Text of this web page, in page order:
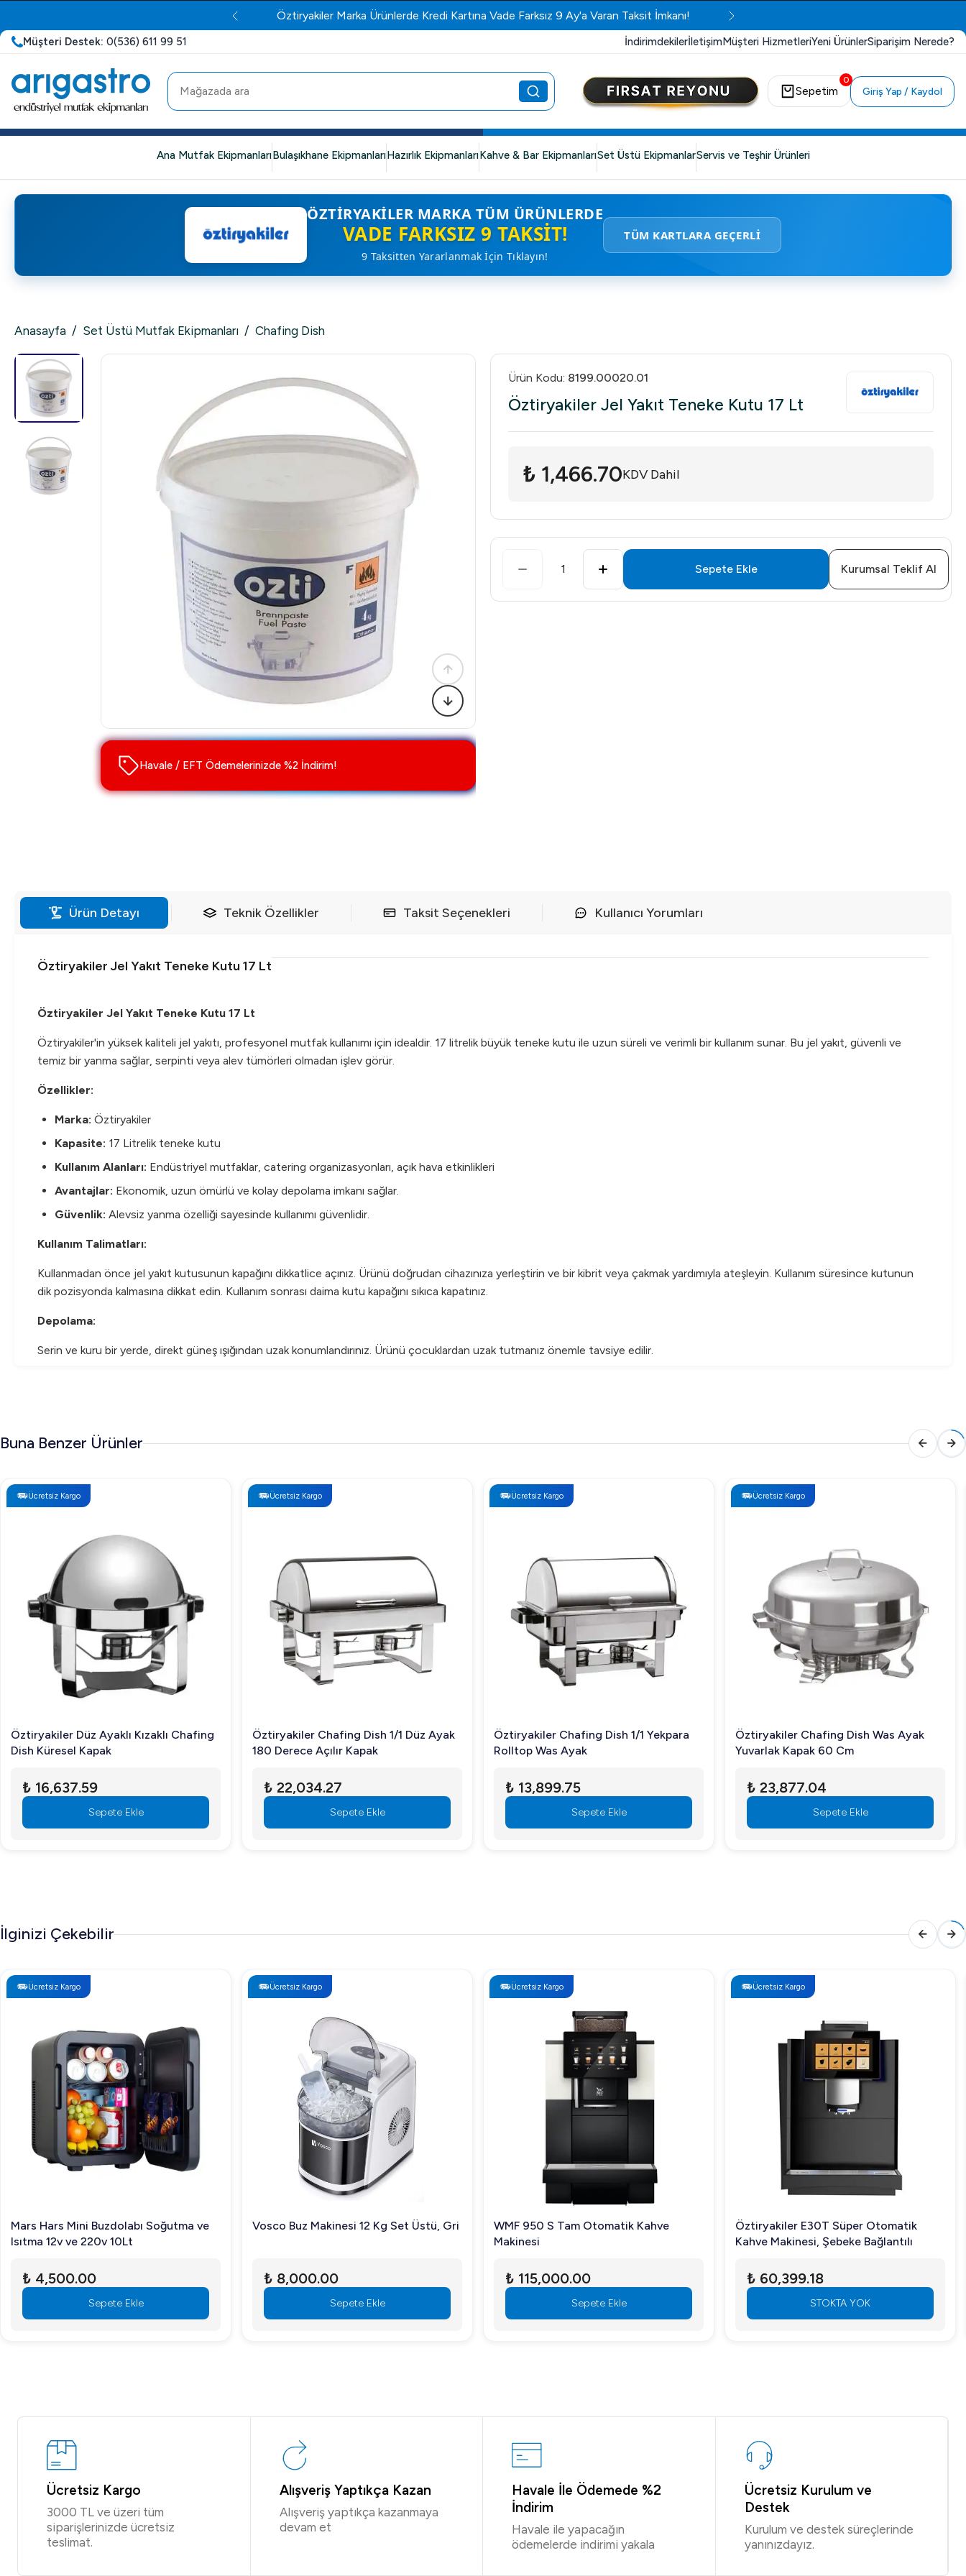
Öztiryakiler Marka Ürünlerde Kredi Kartına Vade Farksız 9 Ay'a Varan Taksit İmkanı!
Müşteri Destek: 0(536) 611 99 51 İndirimdekilerİletişimMüşteri HizmetleriYeni ÜrünlerSiparişim Nerede?
0
Sepetim Giriş Yap / Kaydol
Ana Mutfak EkipmanlarıBulaşıkhane EkipmanlarıHazırlık EkipmanlarıKahve & Bar EkipmanlarıSet Üstü EkipmanlarServis ve Teşhir Ürünleri
ÖZTIRYAKILER MARKA TÜM ÜRÜNLERDE
VADE FARKSIZ 9 TAKSIT!
9 Taksitten Yararlanmak İçin Tıklayın!
TÜM KARTLARA GEÇERLİ
Anasayfa / Set Üstü Mutfak Ekipmanları / Chafing Dish
Havale / EFT Ödemelerinizde %2 İndirim!
Ürün Kodu: 8199.00020.01
Öztiryakiler Jel Yakıt Teneke Kutu 17 Lt
₺ 1,466.70KDV Dahil
1 Sepete Ekle Kurumsal Teklif Al
Ürün Detayı Teknik Özellikler Taksit Seçenekleri Kullanıcı Yorumları
Öztiryakiler Jel Yakıt Teneke Kutu 17 Lt
Öztiryakiler Jel Yakıt Teneke Kutu 17 Lt
Öztiryakiler'in yüksek kaliteli jel yakıtı, profesyonel mutfak kullanımı için idealdir. 17 litrelik büyük teneke kutu ile uzun süreli ve verimli bir kullanım sunar. Bu jel yakıt, güvenli ve
temiz bir yanma sağlar, serpinti veya alev tümörleri olmadan işlev görür.
Özellikler:
Marka: Öztiryakiler
Kapasite: 17 Litrelik teneke kutu
Kullanım Alanları: Endüstriyel mutfaklar, catering organizasyonları, açık hava etkinlikleri
Avantajlar: Ekonomik, uzun ömürlü ve kolay depolama imkanı sağlar.
Güvenlik: Alevsiz yanma özelliği sayesinde kullanımı güvenlidir.
Kullanım Talimatları:
Kullanmadan önce jel yakıt kutusunun kapağını dikkatlice açınız. Ürünü doğrudan cihazınıza yerleştirin ve bir kibrit veya çakmak yardımıyla ateşleyin. Kullanım süresince kutunun
dik pozisyonda kalmasına dikkat edin. Kullanım sonrası daima kutu kapağını sıkıca kapatınız.
Depolama:
Serin ve kuru bir yerde, direkt güneş ışığından uzak konumlandırınız. Ürünü çocuklardan uzak tutmanız önemle tavsiye edilir.
Buna Benzer Ürünler
Ücretsiz Kargo
Öztiryakiler Düz Ayaklı Kızaklı Chafing
Dish Küresel Kapak
₺ 16,637.59
Sepete Ekle
Ücretsiz Kargo
Öztiryakiler Chafing Dish 1/1 Düz Ayak
180 Derece Açılır Kapak
₺ 22,034.27
Sepete Ekle
Ücretsiz Kargo
Öztiryakiler Chafing Dish 1/1 Yekpara
Rolltop Was Ayak
₺ 13,899.75
Sepete Ekle
Ücretsiz Kargo
Öztiryakiler Chafing Dish Was Ayak
Yuvarlak Kapak 60 Cm
₺ 23,877.04
Sepete Ekle
İlginizi Çekebilir
Ücretsiz Kargo
Mars Hars Mini Buzdolabı Soğutma ve
Isıtma 12v ve 220v 10Lt
₺ 4,500.00
Sepete Ekle
Ücretsiz Kargo
Vosco Buz Makinesi 12 Kg Set Üstü, Gri
₺ 8,000.00
Sepete Ekle
Ücretsiz Kargo
WMF 950 S Tam Otomatik Kahve
Makinesi
₺ 115,000.00
Sepete Ekle
Ücretsiz Kargo
Öztiryakiler E30T Süper Otomatik
Kahve Makinesi, Şebeke Bağlantılı
₺ 60,399.18
STOKTA YOK
Ücretsiz Kargo
3000 TL ve üzeri tüm
siparişlerinizde ücretsiz
teslimat.
Alışveriş Yaptıkça Kazan
Alışveriş yaptıkça kazanmaya
devam et
Havale İle Ödemede %2
İndirim
Havale ile yapacağın
ödemelerde indirimi yakala
Ücretsiz Kurulum ve
Destek
Kurulum ve destek süreçlerinde
yanınızdayız.